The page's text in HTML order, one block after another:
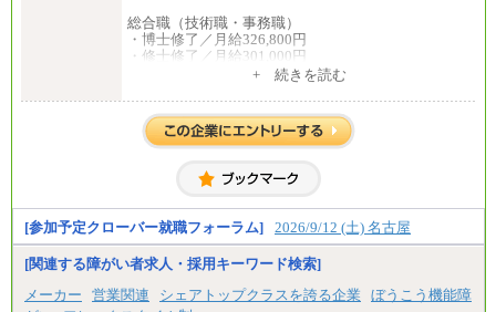
総合職（技術職・事務職）
・博士修了／月給326,800円
・修士修了／月給301,000円
・大学卒／月給282,000円
・高専卒（本科）／月給256,000円
一般事務職
・高専卒（専攻科）／月給206,400円
・高専卒（本科）月給197,800円
・短大卒／月給197,800円
・専門卒（2年）／月給197,800円
※試用期間中も給与に変更はございません。
中途：
（１）（２）
+ 続きを読む
[参加予定クローバー就職フォーラム] 2026/9/12 (土) 名古屋
[関連する障がい者求人・採用キーワード検索]
メーカー
営業関連 シェアトップクラスを誇る企業
ぼうこう機能障